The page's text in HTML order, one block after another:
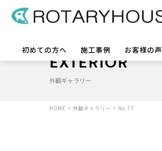
初めての方へ
施工事例 お客様の声
EXTERIOR
外観ギャラリー
HOME > 外観ギャラリー > No.77